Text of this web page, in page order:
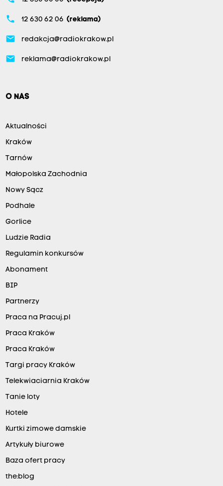
phone 12 630 62 06 (reklama)
email redakcja@radiokrakow.pl
email reklama@radiokrakow.pl
O NAS
Aktualności
Kraków
Tarnów
Małopolska Zachodnia
Nowy Sącz
Podhale
Gorlice
Ludzie Radia
Regulamin konkursów
Abonament
BIP
Partnerzy
Praca na Pracuj.pl
Praca Kraków
Praca Kraków
Targi pracy Kraków
Telekwiaciarnia Kraków
Tanie loty
Hotele
Kurtki zimowe damskie
Artykuły biurowe
Baza ofert pracy
the:blog